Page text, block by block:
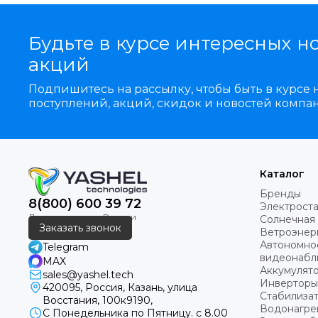
поездках, на
на 12В или 24В,
Основные
солнечный свет в
предотвращая
пригодный для
Екатеринбург,
Будьте в курсе интересных
акций
Подпишитесь на рассылку, чтобы быть в курсе
поступлений, акций, скидок и новостей
8(800) 600 39 72
Заказать звонок
Telegram
MAX
sales@yashel.tech
420095, Россия, Казань, улица
Восстания, 100к9190,
С Понедельника по Пятницу. с 8.00
Каталог
Бренды
Солнечная
Инверторы